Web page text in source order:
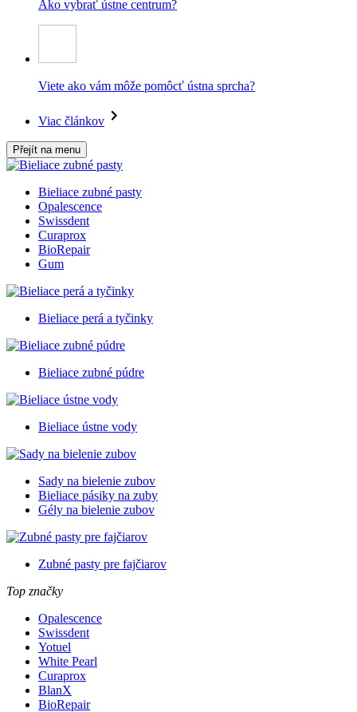
Ako vybrať ústne centrum?
Viete ako vám môže pomôcť ústna sprcha?
Viac článkov
Přejít na menu
Bieliace zubné pasty
Opalescence
Swissdent
Curaprox
BioRepair
Gum
Bieliace perá a tyčinky
Bieliace zubné púdre
Bieliace ústne vody
Sady na bielenie zubov
Bieliace pásiky na zuby
Gély na bielenie zubov
Zubné pasty pre fajčiarov
Top značky
Opalescence
Swissdent
Yotuel
White Pearl
Curaprox
BlanX
BioRepair